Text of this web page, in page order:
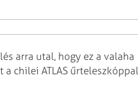
arra utal, hogy ez a valaha
chilei ATLAS űrteleszkóppal